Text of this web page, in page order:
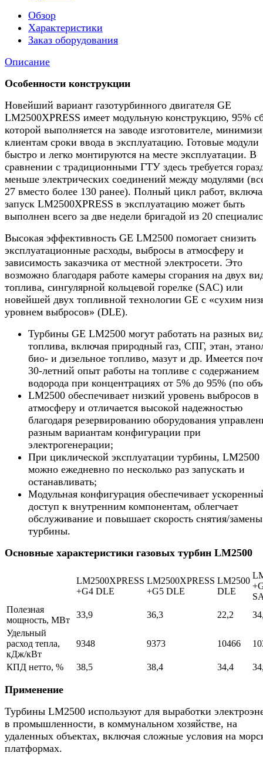
Обзор
Характеристики
Заказ оборудования
Описание
Особенности конструкции
Новейший вариант газотурбинного двигателя GE
LM2500XPRESS имеет модульную конструкцию, 95%
которой выполняется на заводе изготовителе,
клиентам сроки ввода в эксплуатацию. Готовые модули
быстро и легко монтируются на месте эксплуатации. В
сравнении с традиционными ГТУ здесь требуется
меньше электрических соединений между модулями
27 вместо более 130 ранее). Полный цикл работ,
запуск LM2500XPRESS в эксплуатацию может быть
выполнен всего за две недели бригадой из 20
Высокая эффективность GE LM2500 помогает снизить
эксплуатационные расходы, выбросы в атмосферу и
зависимость заказчика от местной электросети. Это
возможно благодаря работе камеры сгорания на двух
топлива, сингулярной кольцевой горелке (SAC) или
новейшей двух топливной технологии GE с «сухим
уровнем выбросов» (DLE).
Турбины GE LM2500 могут работать на разных
топлива, включая природный газ, СПГ, этан,
био- и дизельное топливо, мазут и др. Имеется
30-летний опыт работы на топливе с содержанием
водорода при концентрациях от 5% до 95% (по
LM2500 обеспечивает низкий уровень выбросов в
атмосферу и отличается высокой надежностью
благодаря резервированию оборудования
разным вариантам конфигурации при
электрогенерации;
При циклической эксплуатации турбины, LM2500
можно ежедневно по несколько раз запускать и
останавливать;
Модульная конфигурация обеспечивает
доступ к внутренним компонентам, облегчает
обслуживание и повышает скорость снятия/
турбины.
Основные характеристики газовых турбин LM2500
LM2500XPRESS
+G4 DLE
LM2500XPRESS
+G5 DLE
LM2500
DLE
Полезная
мощность, МВт
33,9 36,3 22,2
Удельный
расход тепла,
кДж/кВт
9348 9373 10466
КПД нетто, % 38,5 38,4 34,4
Применение
Турбины LM2500 используют для выработки
в промышленности, в коммунальном хозяйстве, на
удаленных объектах, включая сложные условия на
платформах.